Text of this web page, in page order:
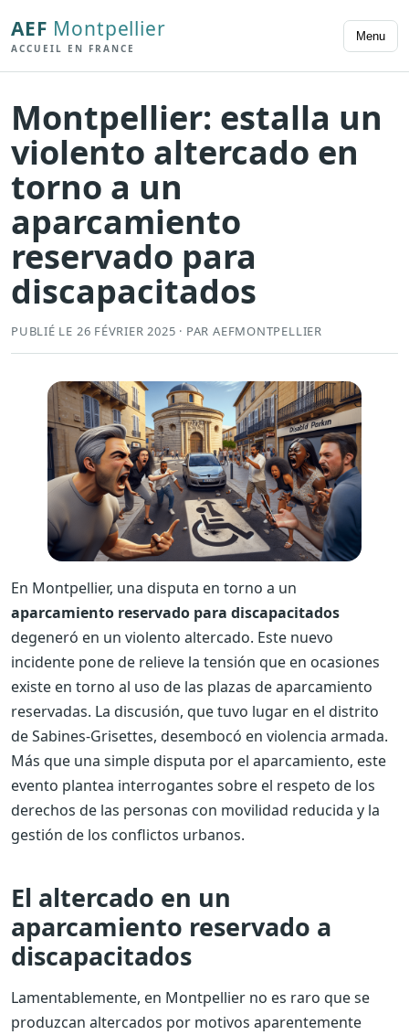
AEF Montpellier
ACCUEIL EN FRANCE
Menu
Montpellier: estalla un
violento altercado en
torno a un
aparcamiento
reservado para
discapacitados
PUBLIÉ LE 26 FÉVRIER 2025 · PAR AEFMONTPELLIER
En Montpellier, una disputa en torno a un
aparcamiento reservado para discapacitados
degeneró en un violento altercado. Este nuevo
incidente pone de relieve la tensión que en ocasiones
existe en torno al uso de las plazas de aparcamiento
reservadas. La discusión, que tuvo lugar en el distrito
de Sabines-Grisettes, desembocó en violencia armada.
Más que una simple disputa por el aparcamiento, este
evento plantea interrogantes sobre el respeto de los
derechos de las personas con movilidad reducida y la
gestión de los conflictos urbanos.
El altercado en un
aparcamiento reservado a
discapacitados
Lamentablemente, en Montpellier no es raro que se
produzcan altercados por motivos aparentemente